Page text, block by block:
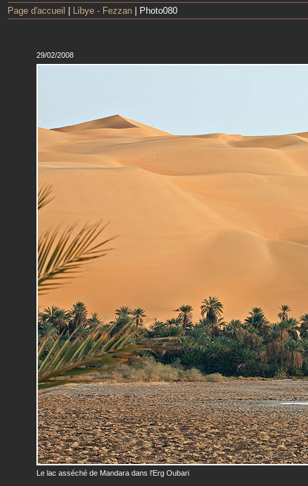
Page d'accueil Libye - Fezzan | Photo080
29/02/2008
Le lac asséché de Mandara dans l'Erg Oubari